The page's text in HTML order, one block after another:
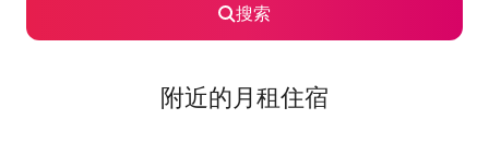
搜索
附近的月租住宿